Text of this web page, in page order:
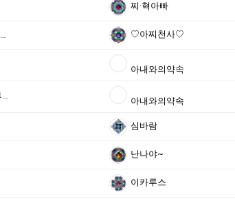
찌·혁아빠
♡아찌천사♡
아내와의약속
아내와의약속
심바람
난나야~
이카루스